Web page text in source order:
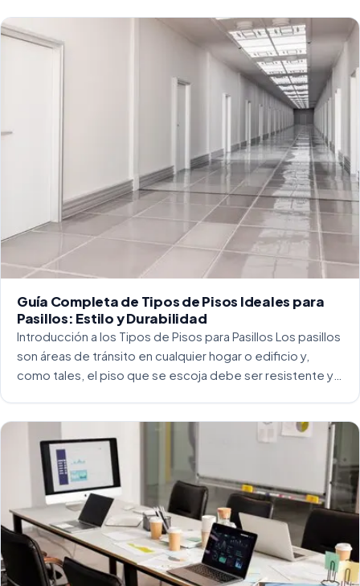
Guía Completa de Tipos de Pisos Ideales para
Pasillos: Estilo y Durabilidad
Introducción a los Tipos de Pisos para Pasillos Los pasillos
son áreas de tránsito en cualquier hogar o edificio y,
como tales, el piso que se escoja debe ser resistente y